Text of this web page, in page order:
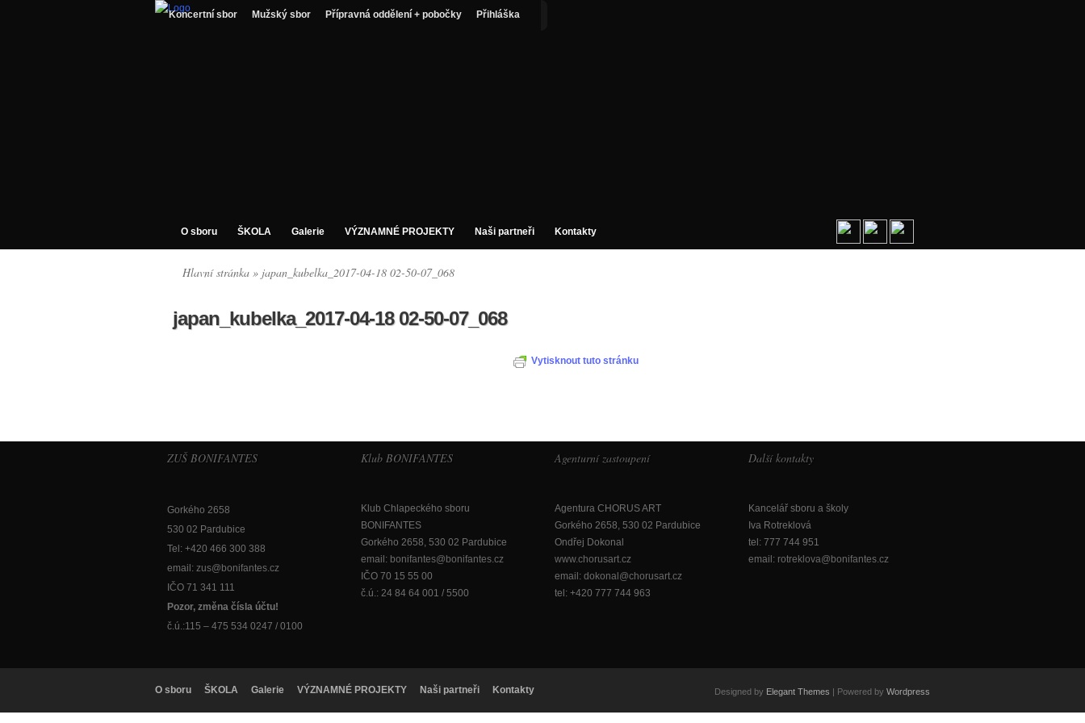
Koncertní sbor Mužský sbor Přípravná oddělení + pobočky Přihláška
O sboru ŠKOLA Galerie VÝZNAMNÉ PROJEKTY Naši partneři Kontakty
Hlavní stránka » japan_kubelka_2017-04-18 02-50-07_068
japan_kubelka_2017-04-18 02-50-07_068
Vytisknout tuto stránku
ZUŠ BONIFANTES
Gorkého 2658
530 02 Pardubice
Tel: +420 466 300 388
email: zus@bonifantes.cz
IČO 71 341 111
Pozor, změna čísla účtu!
č.ú.:115 – 475 534 0247 / 0100
Klub BONIFANTES
Klub Chlapeckého sboru
BONIFANTES
Gorkého 2658, 530 02 Pardubice
email: bonifantes@bonifantes.cz
IČO 70 15 55 00
č.ú.: 24 84 64 001 / 5500
Agenturní zastoupení
Agentura CHORUS ART
Gorkého 2658, 530 02 Pardubice
Ondřej Dokonal
www.chorusart.cz
email: dokonal@chorusart.cz
tel: +420 777 744 963
Další kontakty
Kancelář sboru a školy
Iva Rotreklová
tel: 777 744 951
email: rotreklova@bonifantes.cz
O sboru ŠKOLA Galerie VÝZNAMNÉ PROJEKTY Naši partneři Kontakty Designed by Elegant Themes | Powered by Wordpress